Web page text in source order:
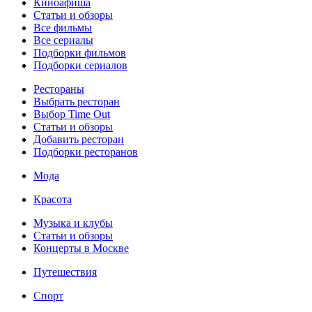
Статьи и обзоры
Все фильмы
Все сериалы
Подборки фильмов
Подборки сериалов
Рестораны
Выбрать ресторан
Выбор Time Out
Статьи и обзоры
Добавить ресторан
Подборки ресторанов
Мода
Красота
Музыка и клубы
Статьи и обзоры
Концерты в Москве
Путешествия
Спорт